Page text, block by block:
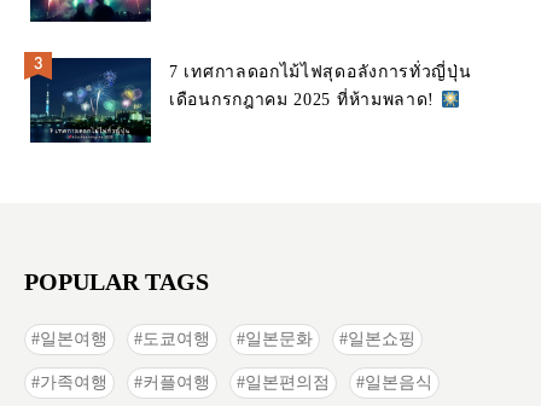
7 เทศกาลดอกไม้ไฟสุดอลังการทั่วญี่ปุ่น
เดือนกรกฎาคม 2025 ที่ห้ามพลาด!
POPULAR TAGS
일본여행 도쿄여행 일본문화 일본쇼핑
가족여행 커플여행 일본편의점 일본음식